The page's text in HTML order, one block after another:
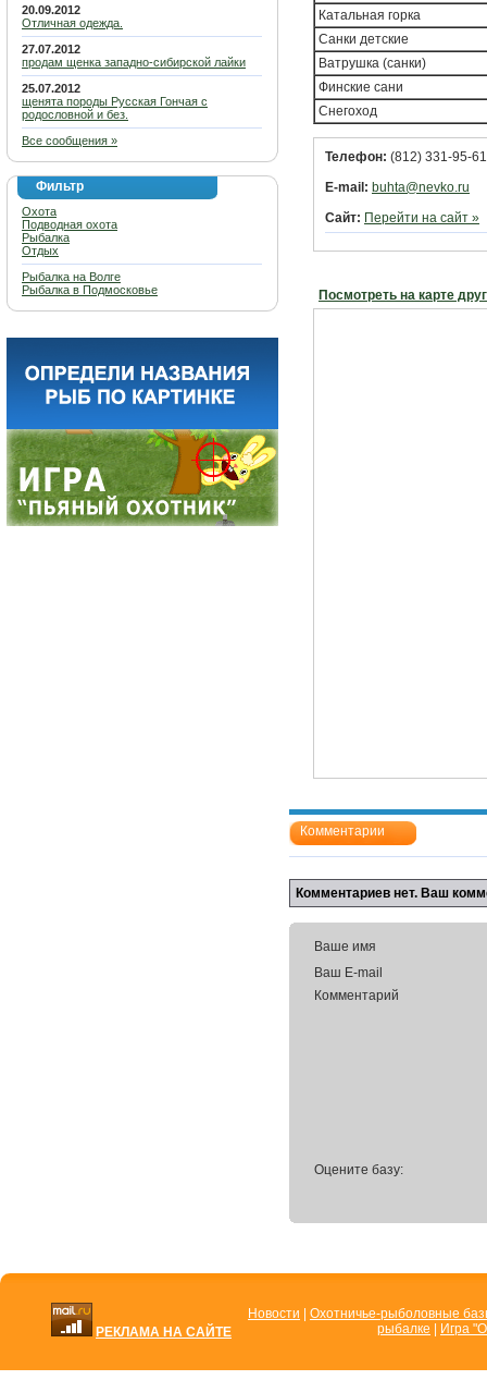
20.09.2012
Отличная одежда.
27.07.2012
продам щенка западно-сибирской лайки
25.07.2012
щенята породы Русская Гончая с
родословной и без.
Все сообщения »
Фильтр
Охота
Подводная охота
Рыбалка
Отдых
Рыбалка на Волге
Рыбалка в Подмосковье
Катальная горка
Санки детские
Ватрушка (санки)
Финские сани
Снегоход
Телефон: (812) 331-95-
E-mail: buhta@nevko.ru
Сайт: Перейти на сайт »
Посмотреть на карте
Комментарии
Комментариев нет. Ваш
Ваше имя
Ваш E-mail
Комментарий
Оцените базу:
РЕКЛАМА НА САЙТЕ
Новости
Охотничье-рыболовные
рыбалке
Игра